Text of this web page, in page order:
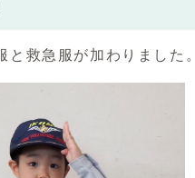
救急服が加わりました。